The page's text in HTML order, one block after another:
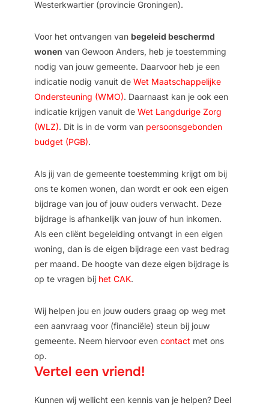
Westerkwartier (provincie Groningen).
Voor het ontvangen van begeleid beschermd
wonen van Gewoon Anders, heb je toestemming
nodig van jouw gemeente. Daarvoor heb je een
indicatie nodig vanuit de Wet Maatschappelijke
Ondersteuning (WMO). Daarnaast kan je ook een
indicatie krijgen vanuit de Wet Langdurige Zorg
(WLZ). Dit is in de vorm van persoonsgebonden
budget (PGB).
Als jij van de gemeente toestemming krijgt om bij
ons te komen wonen, dan wordt er ook een eigen
bijdrage van jou of jouw ouders verwacht. Deze
bijdrage is afhankelijk van jouw of hun inkomen.
Als een cliënt begeleiding ontvangt in een eigen
woning, dan is de eigen bijdrage een vast bedrag
per maand. De hoogte van deze eigen bijdrage is
op te vragen bij het CAK.
Wij helpen jou en jouw ouders graag op weg met
een aanvraag voor (financiële) steun bij jouw
gemeente. Neem hiervoor even contact met ons
op.
Vertel een vriend!
Kunnen wij wellicht een kennis van je helpen? Deel